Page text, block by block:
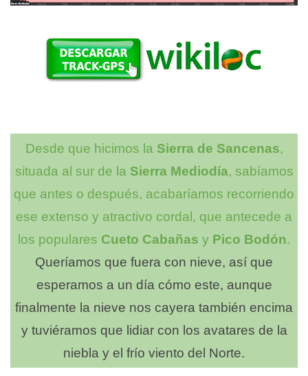
Desde que hicimos la Sierra de Sancenas,
situada al sur de la Sierra Mediodía, sabíamos
que antes o después, acabaríamos recorriendo
ese extenso y atractivo cordal, que antecede a
los populares Cueto Cabañas y Pico Bodón.
Queríamos que fuera con nieve, así que
esperamos a un día cómo este, aunque
finalmente la nieve nos cayera también encima
y tuviéramos que lidiar con los avatares de la
niebla y el frío viento del Norte.